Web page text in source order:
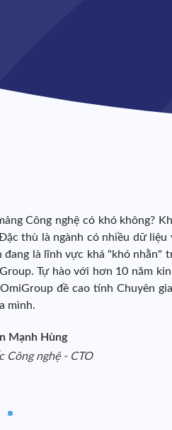
Công nghệ có khó không?
thù là ngành có nhiều dữ
đang là lĩnh vực khá "khó nhằn"
Tự hào với hơn 10 năm
đề cao tính Chuyên
mình.
Mạnh Hùng
Công nghệ - CTO